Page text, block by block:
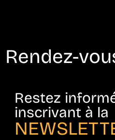
Rendez-
Restez
inscrivant à la